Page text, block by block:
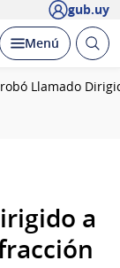
gub.uy
Desplegar
Menú Abrir
Llamado
a